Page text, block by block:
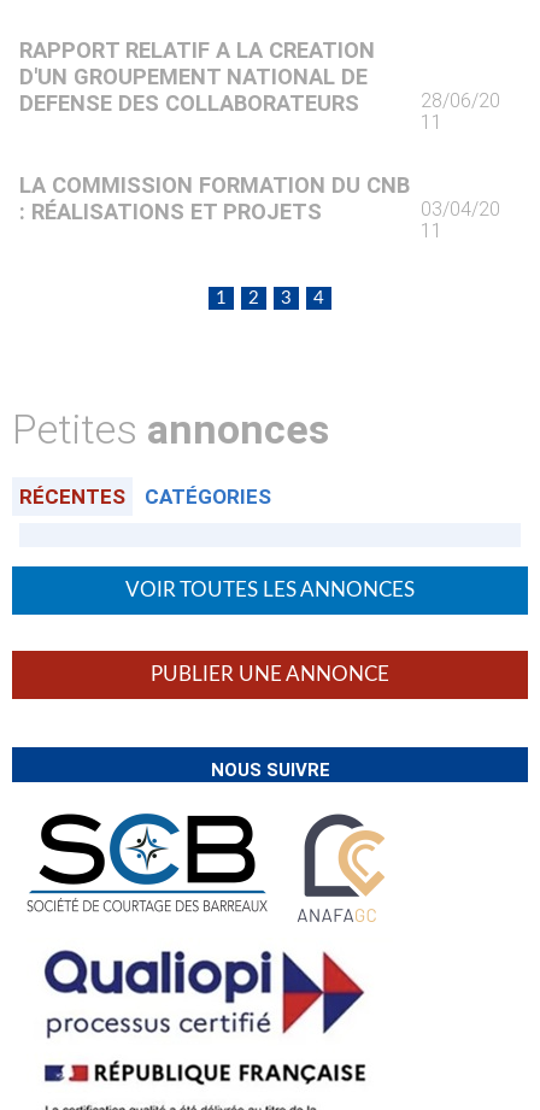
RAPPORT RELATIF A LA CREATION
D'UN GROUPEMENT NATIONAL DE
DEFENSE DES COLLABORATEURS
28/06/20
11
LA COMMISSION FORMATION DU CNB
: RÉALISATIONS ET PROJETS
03/04/20
11
1 2 3 4
Petites annonces
RÉCENTES CATÉGORIES
VOIR TOUTES LES ANNONCES
PUBLIER UNE ANNONCE
NOUS SUIVRE